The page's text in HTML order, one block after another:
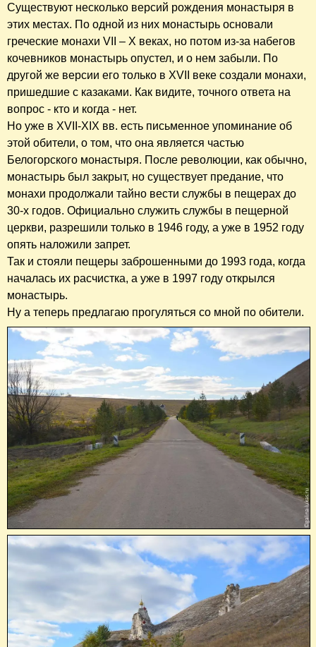
Существуют несколько версий рождения монастыря в
этих местах. По одной из них монастырь основали
греческие монахи VII – X веках, но потом из-за набегов
кочевников монастырь опустел, и о нем забыли. По
другой же версии его только в XVII веке создали монахи,
пришедшие с казаками. Как видите, точного ответа на
вопрос - кто и когда - нет.
Но уже в XVII-XIX вв. есть письменное упоминание об
этой обители, о том, что она является частью
Белогорского монастыря. После революции, как обычно,
монастырь был закрыт, но существует предание, что
монахи продолжали тайно вести службы в пещерах до
30-х годов. Официально служить службы в пещерной
церкви, разрешили только в 1946 году, а уже в 1952 году
опять наложили запрет.
Так и стояли пещеры заброшенными до 1993 года, когда
началась их расчистка, а уже в 1997 году открылся
монастырь.
Ну а теперь предлагаю прогуляться со мной по обители.